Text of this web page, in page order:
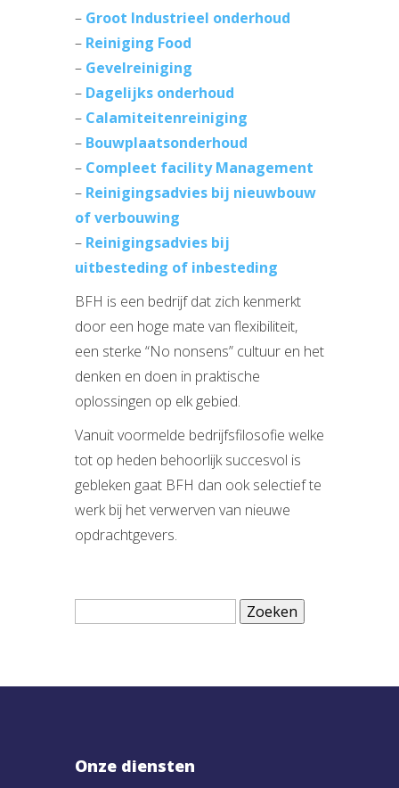
– Groot Industrieel onderhoud
– Reiniging Food
– Gevelreiniging
– Dagelijks onderhoud
– Calamiteitenreiniging
– Bouwplaatsonderhoud
– Compleet facility Management
– Reinigingsadvies bij nieuwbouw
of verbouwing
– Reinigingsadvies bij
uitbesteding of inbesteding
BFH is een bedrijf dat zich kenmerkt
door een hoge mate van flexibiliteit,
een sterke “No nonsens” cultuur en het
denken en doen in praktische
oplossingen op elk gebied.
Vanuit voormelde bedrijfsfilosofie welke
tot op heden behoorlijk succesvol is
gebleken gaat BFH dan ook selectief te
werk bij het verwerven van nieuwe
opdrachtgevers.
Zoeken
Onze diensten